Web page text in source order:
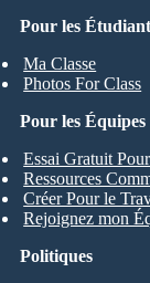
Pour les
Ma Classe
Photos For Class
Pour les Équipes
Essai Gratuit
Ressources
Créer Pour le
Rejoignez mon
Politiques